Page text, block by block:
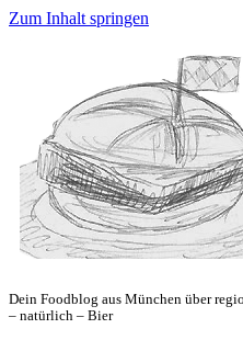
Zum Inhalt springen
Dein Foodblog aus München über
– natürlich – Bier